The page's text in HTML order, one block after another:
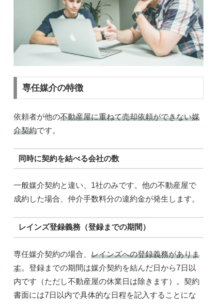
専任媒介の特徴
依頼者が他の不動産屋に重ねて売却依頼ができない媒
介契約です。
同時に契約を結べる会社の数
一般媒介契約と違い、1社のみです。他の不動産屋で
成約した場合、仲介手数料分の違約金が発生します。
レインズ登録義務（登録までの期間）
専任媒介契約の場合、 レインズへの登録義務がありま
す。登録までの期間は媒介契約を結んだ日から7日以
内です（ただし不動産屋の休業日は除きます）。契約
書面には7日以内で具体的な日程を記入することにな